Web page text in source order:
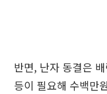
반면, 난자 동결은
등이 필요해 수백만